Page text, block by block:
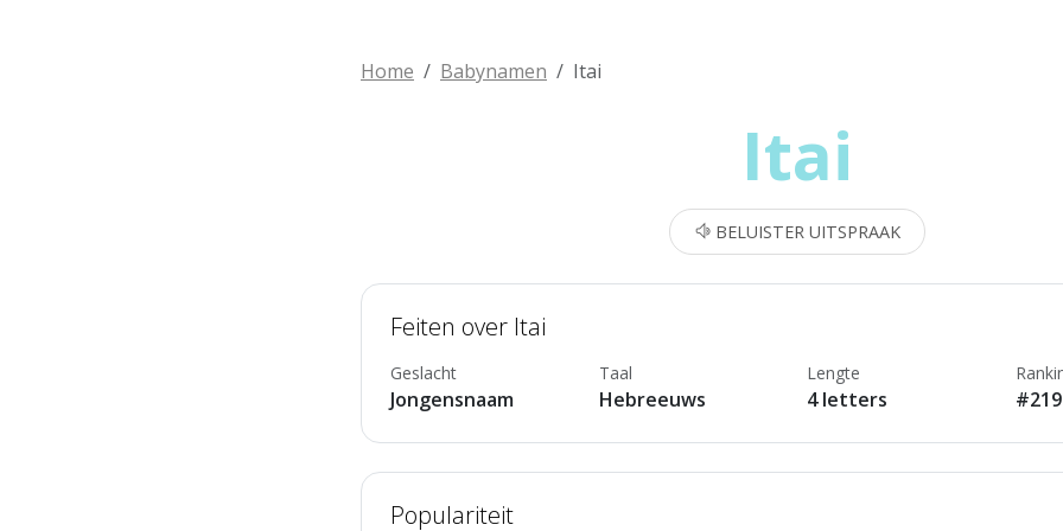
Home Babynamen Itai
Itai
BELUISTER UITSPRAAK
Feiten over Itai
Geslacht
Jongensnaam
Taal
Hebreeuws
Lengte
4 letters
Populariteit